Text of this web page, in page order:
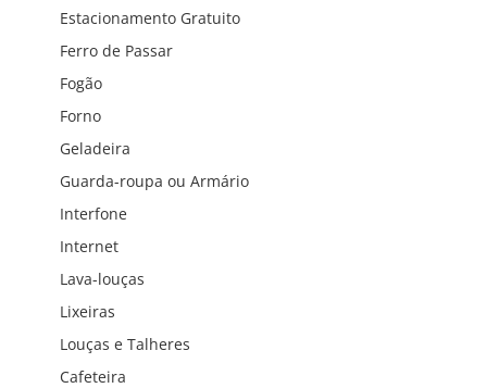
Estacionamento Gratuito
Ferro de Passar
Fogão
Forno
Geladeira
Guarda-roupa ou Armário
Interfone
Internet
Lava-louças
Lixeiras
Louças e Talheres
Cafeteira